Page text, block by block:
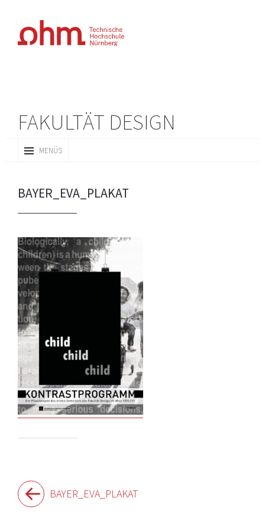
FAKULTÄT DESIGN
MENÜS
INHALT
BAYER_EVA_PLAKAT
Beitragsnavigation
BAYER_EVA_PLAKAT